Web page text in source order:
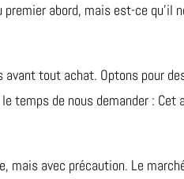
abord, mais est-ce qu’il
avant tout achat. Optons pour
temps de nous demander : Cet
mais avec précaution. Le